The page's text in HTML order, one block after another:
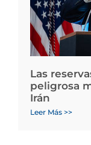
Las
peligrosa
Irán
Leer Más >>